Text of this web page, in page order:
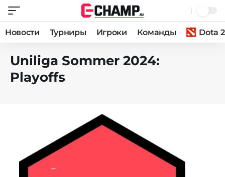
Новости Турниры Игроки Команды Dota 2
Uniliga Sommer 2024:
Playoffs